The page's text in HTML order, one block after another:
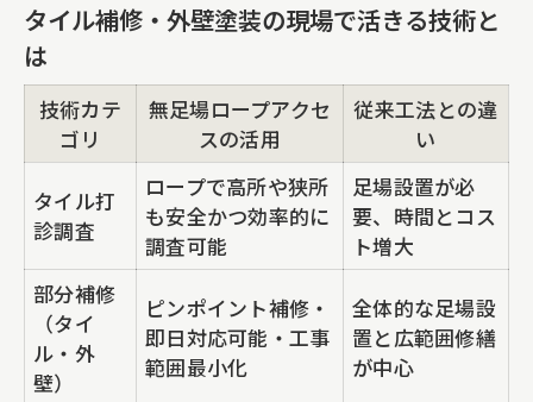
タイル補修・外壁塗装の現場で活きる技術と
は
技術カテ
ゴリ
無足場ロープアクセ
スの活用
従来工法との違
い
タイル打
診調査
ロープで高所や狭所
も安全かつ効率的に
調査可能
足場設置が必
要、時間とコス
ト増大
部分補修
（タイ
ル・外
壁）
ピンポイント補修・
即日対応可能・工事
範囲最小化
全体的な足場設
置と広範囲修繕
が中心